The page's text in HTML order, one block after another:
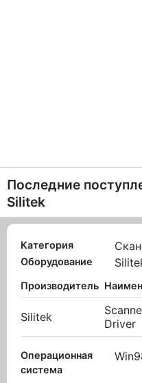
Последние
Silitek
Категория
Оборудование
Производитель
Silitek
Driver
Операционная
система